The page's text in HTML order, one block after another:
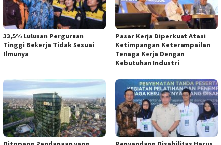
33,5% Lulusan Perguruan
Tinggi Bekerja Tidak Sesuai
Ilmunya
Pasar Kerja Diperkuat Atasi
Ketimpangan Keterampailan
Tenaga Kerja Dengan
Kebutuhan Industri